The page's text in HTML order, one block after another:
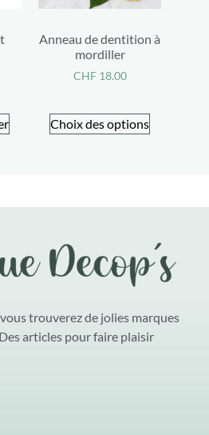
Anneau de dentition à
mordiller
CHF18.00
Choix des options
trouverez de jolies marques
articles pour faire plaisir